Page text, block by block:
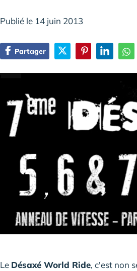
Publié le 14 juin 2013
Partager
Le Désaxé World Ride, c'est non